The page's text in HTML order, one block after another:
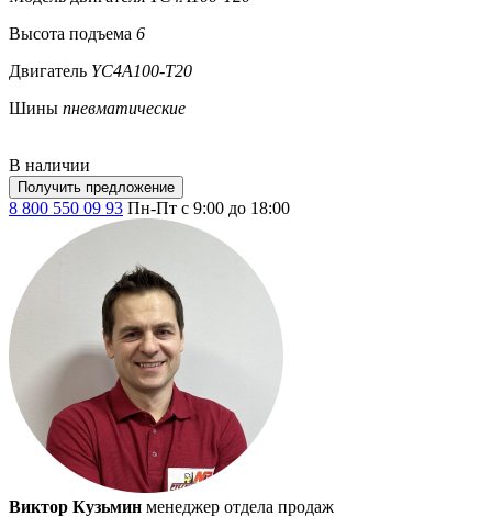
Высота подъема 6
Двигатель YC4A100-T20
Шины пневматические
В наличии
Получить предложение
8 800 550 09 93 Пн-Пт с 9:00 до 18:00
Виктор Кузьмин менеджер отдела продаж